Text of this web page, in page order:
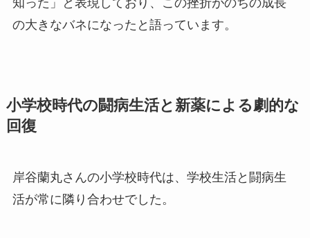
知った」と表現しており、この挫折がのちの成長
の大きなバネになったと語っています。
小学校時代の闘病生活と新薬による劇的な
回復
岸谷蘭丸さんの小学校時代は、学校生活と闘病生
活が常に隣り合わせでした。